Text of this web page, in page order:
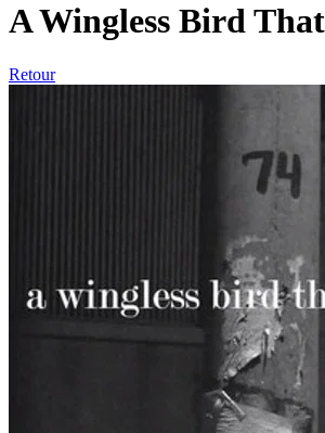
A Wingless Bird
Retour